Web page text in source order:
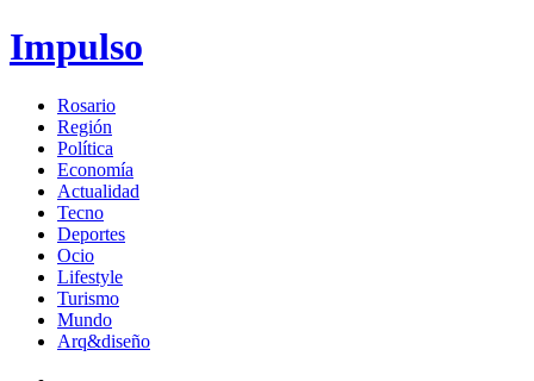
Impulso
Rosario
Región
Política
Economía
Actualidad
Tecno
Deportes
Ocio
Lifestyle
Turismo
Mundo
Arq&diseño